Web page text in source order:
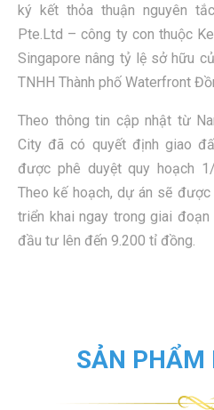
ký kết thỏa thuận nguyên
Pte.Ltd – công ty con thuộc
Singapore nâng tỷ lệ sở hữu
TNHH Thành phố Waterfront
Theo thông tin cập nhật từ
City đã có quyết định giao
được phê duyệt quy hoạch
Theo kế hoạch, dự án sẽ
triển khai ngay trong giai
đầu tư lên đến 9.200 tỉ đồng.
SẢN PHẨM